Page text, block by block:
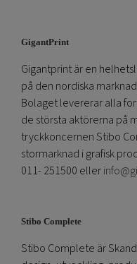
GigantPrint
Gigantprint är en
på den nordiska
Bolaget levererar alla
de största aktörerna på
tryckkoncernen Stibo
stormarknad i grafisk
011- 251500 eller
Stibo Complete
Stibo Complete är